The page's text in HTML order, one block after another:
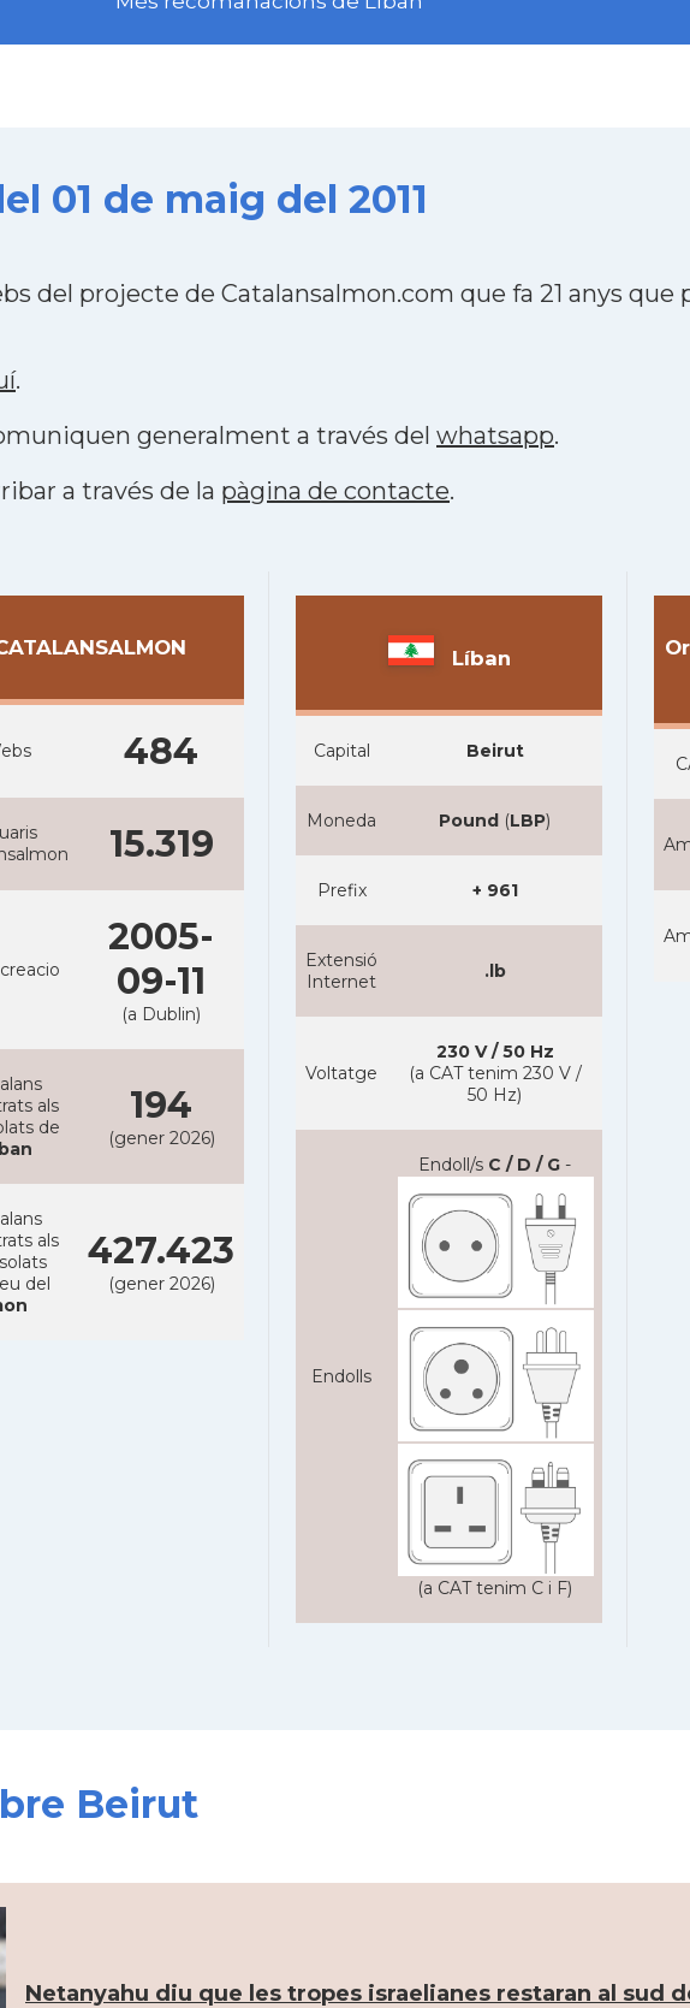
01 de maig del 2011
del projecte de Catalansalmon.com que fa 21 anys que
.
generalment a través del whatsapp.
a través de la pàgina de contacte.
484
15.319
2005-
09-11
(a Dublin)
als
de
194
(gener 2026)
als
del
427.423
(gener 2026)
Líban
Capital Beirut
Moneda Pound (LBP)
Prefix + 961
Extensió
Internet
.lb
Voltatge
230 V / 50 Hz
(a CAT tenim 230 V /
50 Hz)
Endolls
Endoll/s C / D / G -
(a CAT tenim C i F)
Beirut
Netanyahu diu que les tropes israelianes restaran al sud